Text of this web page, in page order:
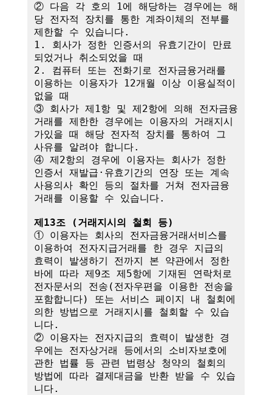
② 다음 각 호의 1에 해당하는 경우에는 해
당 전자적 장치를 통한 계좌이체의 전부를
제한할 수 있습니다.
1. 회사가 정한 인증서의 유효기간이 만료
되었거나 취소되었을 때
2. 컴퓨터 또는 전화기로 전자금융거래를
이용하는 이용자가 12개월 이상 이용실적이
없을 때
③ 회사가 제1항 및 제2항에 의해 전자금융
거래를 제한한 경우에는 이용자의 거래지시
가있을 때 해당 전자적 장치를 통하여 그
사유를 알려야 합니다.
④ 제2항의 경우에 이용자는 회사가 정한
인증서 재발급·유효기간의 연장 또는 계속
사용의사 확인 등의 절차를 거쳐 전자금융
거래를 이용할 수 있습니다.
제13조 (거래지시의 철회 등)
① 이용자는 회사의 전자금융거래서비스를
이용하여 전자지급거래를 한 경우 지급의
효력이 발생하기 전까지 본 약관에서 정한
바에 따라 제9조 제5항에 기재된 연락처로
전자문서의 전송(전자우편을 이용한 전송을
포함합니다) 또는 서비스 페이지 내 철회에
의한 방법으로 거래지시를 철회할 수 있습
니다.
② 이용자는 전자지급의 효력이 발생한 경
우에는 전자상거래 등에서의 소비자보호에
관한 법률 등 관련 법령상 청약의 철회의
방법에 따라 결제대금을 반환 받을 수 있습
니다.